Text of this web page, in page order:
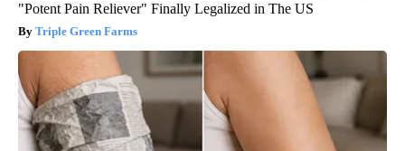
"Potent Pain Reliever" Finally Legalized in The US
Triple Green Farms